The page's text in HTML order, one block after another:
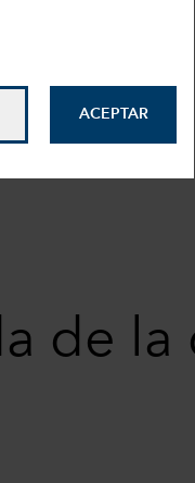
ACEPTAR
de la